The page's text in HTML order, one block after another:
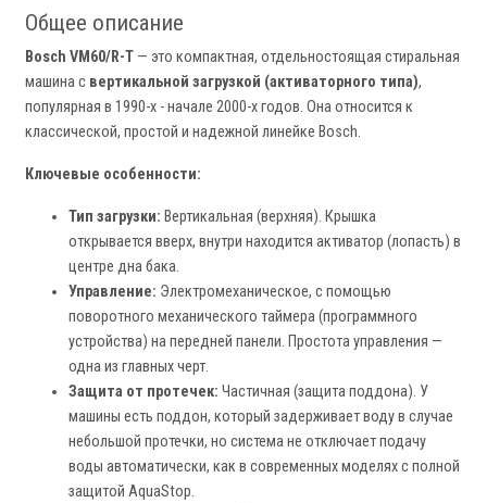
Общее описание
Bosch VM60/R-T — это компактная, отдельностоящая стиральная
машина с вертикальной загрузкой (активаторного типа),
популярная в 1990-х - начале 2000-х годов. Она относится к
классической, простой и надежной линейке Bosch.
Ключевые особенности:
Тип загрузки: Вертикальная (верхняя). Крышка
открывается вверх, внутри находится активатор (лопасть) в
центре дна бака.
Управление: Электромеханическое, с помощью
поворотного механического таймера (программного
устройства) на передней панели. Простота управления —
одна из главных черт.
Защита от протечек: Частичная (защита поддона). У
машины есть поддон, который задерживает воду в случае
небольшой протечки, но система не отключает подачу
воды автоматически, как в современных моделях с полной
защитой AquaStop.